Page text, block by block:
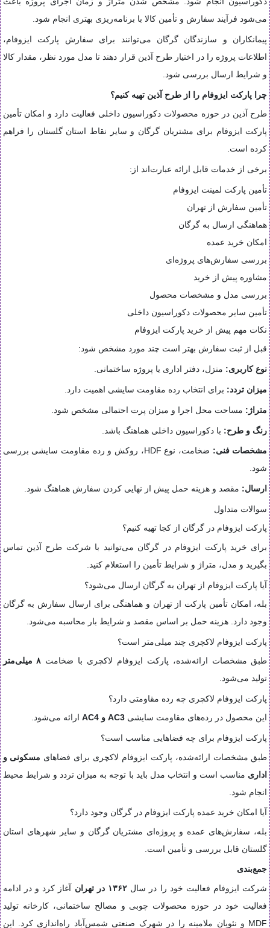
می‌شود فرآیند سفارش و تأمین کالا با برنامه‌ریزی بهتری انجام شود.
پیمانکاران و سازندگان گرگان می‌توانند برای سفارش پارکت ایزوفام،
اطلاعات پروژه را در اختیار طرح آذین قرار دهند تا مدل مورد نظر، مقدار کالا
و شرایط ارسال بررسی شود.
چرا پارکت ایزوفام را از طرح آذین تهیه کنیم؟
طرح آذین در حوزه محصولات دکوراسیون داخلی فعالیت دارد و امکان تأمین
پارکت ایزوفام برای مشتریان گرگان و سایر نقاط استان گلستان را فراهم
کرده است.
برخی از خدمات قابل ارائه عبارت‌اند از:
تأمین پارکت لمینت ایزوفام
تأمین سفارش از تهران
هماهنگی ارسال به گرگان
امکان خرید عمده
بررسی سفارش‌های پروژه‌ای
مشاوره پیش از خرید
بررسی مدل و مشخصات محصول
تأمین سایر محصولات دکوراسیون داخلی
نکات مهم پیش از خرید پارکت ایزوفام
قبل از ثبت سفارش بهتر است چند مورد مشخص شود:
نوع کاربری: منزل، دفتر اداری یا پروژه ساختمانی.
میزان تردد: برای انتخاب رده مقاومت سایشی اهمیت دارد.
متراژ: مساحت محل اجرا و میزان پرت احتمالی مشخص شود.
رنگ و طرح: با دکوراسیون داخلی هماهنگ باشد.
مشخصات فنی:
ضخامت، نوع HDF، روکش و رده مقاومت سایشی بررسی
شود.
ارسال: مقصد و هزینه حمل پیش از نهایی کردن سفارش هماهنگ شود.
سوالات متداول
پارکت ایزوفام در گرگان از کجا تهیه کنیم؟
برای خرید پارکت ایزوفام در گرگان می‌توانید با شرکت طرح آذین تماس
بگیرید و مدل، متراژ و شرایط تأمین را استعلام کنید.
آیا پارکت ایزوفام از تهران به گرگان ارسال می‌شود؟
بله، امکان تأمین پارکت از تهران و هماهنگی برای ارسال سفارش به گرگان
وجود دارد. هزینه حمل بر اساس مقصد و شرایط بار محاسبه می‌شود.
پارکت ایزوفام لاکچری چند میلی‌متر است؟
طبق مشخصات ارائه‌شده، پارکت ایزوفام لاکچری با ضخامت ۸ میلی‌متر
تولید می‌شود.
پارکت ایزوفام لاکچری چه رده مقاومتی دارد؟
این محصول در رده‌های مقاومت سایشی AC3 و AC4 ارائه می‌شود.
پارکت ایزوفام برای چه فضاهایی مناسب است؟
طبق مشخصات ارائه‌شده، پارکت ایزوفام لاکچری برای فضاهای مسکونی و
اداری مناسب است و انتخاب مدل باید با توجه به میزان تردد و شرایط محیط
انجام شود.
آیا امکان خرید عمده پارکت ایزوفام در گرگان وجود دارد؟
بله، سفارش‌های عمده و پروژه‌ای مشتریان گرگان و سایر شهرهای استان
گلستان قابل بررسی و تأمین است.
جمع‌بندی
شرکت ایزوفام فعالیت خود را در سال ۱۳۶۲ در تهران
آغاز کرد و در ادامه
فعالیت خود در حوزه محصولات چوبی و مصالح ساختمانی، کارخانه تولید
MDF و نئوپان ملامینه را در شهرک صنعتی شمس‌آباد راه‌اندازی کرد. این